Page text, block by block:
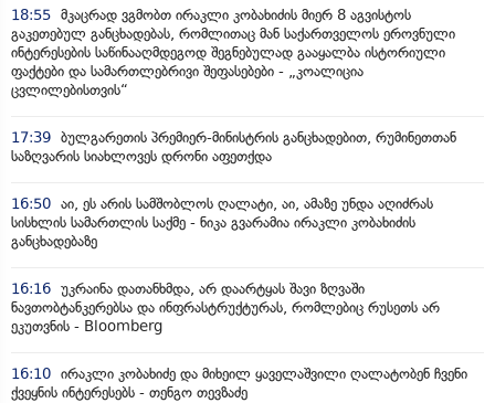
18:55 მკაცრად ვგმობთ ირაკლი კობახიძის მიერ 8 აგვისტოს
გაკეთებულ განცხადებას, რომლითაც მან საქართველოს ეროვნული
ინტერესების საწინააღმდეგოდ შეგნებულად გააყალბა ისტორიული
ფაქტები და სამართლებრივი შეფასებები - „კოალიცია
ცვლილებისთვის“
17:39 ბულგარეთის პრემიერ-მინისტრის განცხადებით, რუმინეთთან
საზღვარის სიახლოვეს დრონი აფეთქდა
16:50 აი, ეს არის სამშობლოს ღალატი, აი, ამაზე უნდა აღიძრას
სისხლის სამართლის საქმე - ნიკა გვარამია ირაკლი კობახიძის
განცხადებაზე
16:16 უკრაინა დათანხმდა, არ დაარტყას შავი ზღვაში
ნავთობტანკერებსა და ინფრასტრუქტურას, რომლებიც რუსეთს არ
ეკუთვნის - Bloomberg
16:10 ირაკლი კობახიძე და მიხეილ ყაველაშვილი ღალატობენ ჩვენი
ქვეყნის ინტერესებს - თენგო თევზაძე